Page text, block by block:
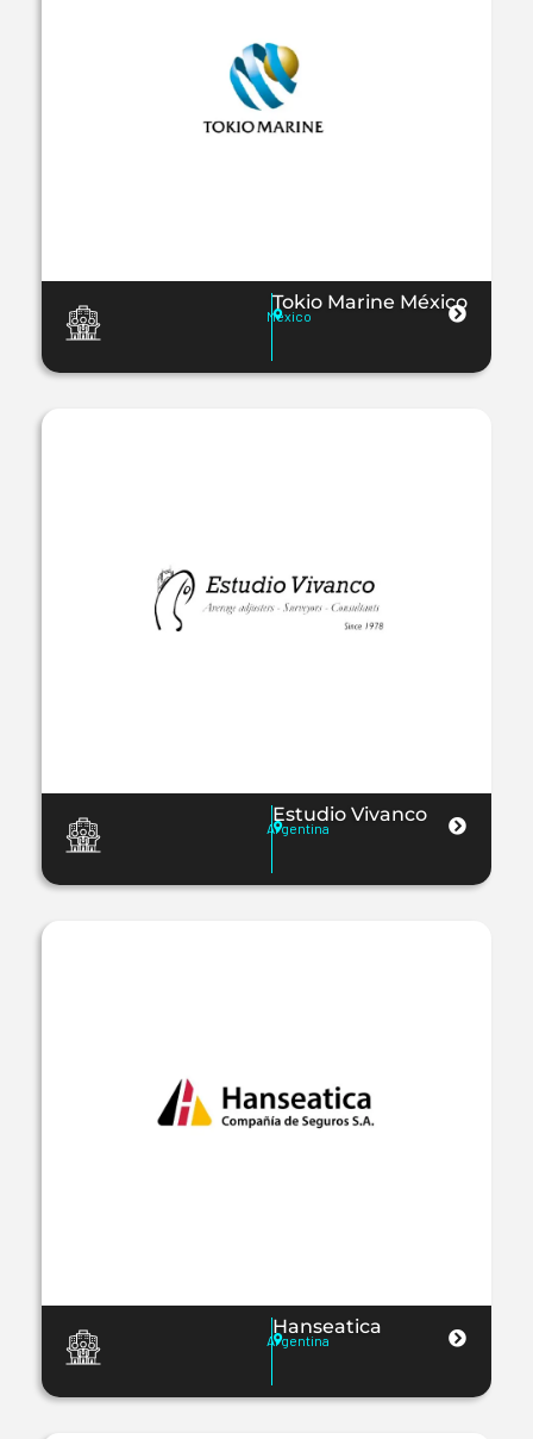
Tokio Marine México
México
Estudio Vivanco
Argentina
Hanseatica
Argentina